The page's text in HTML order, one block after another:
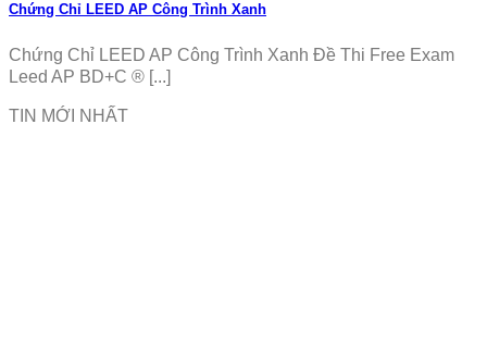
Chứng Chỉ LEED AP Công Trình Xanh
Chứng Chỉ LEED AP Công Trình Xanh Đề Thi Free Exam
Leed AP BD+C ® [...]
TIN MỚI NHẤT